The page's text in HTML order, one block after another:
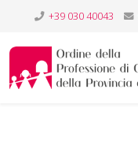
+39 030 40043